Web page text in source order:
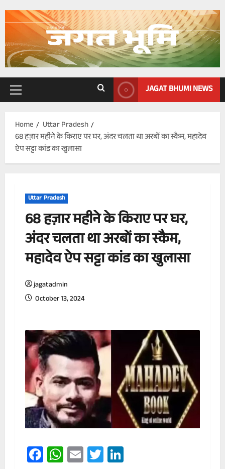
Primary
JAGAT BHUMI NEWS
Home
Uttar Pradesh
68 हज़ार महीने के किराए पर घर, अंदर चलता था अरबों का स्कैम, महादेव
ऐप सट्टा कांड का खुलासा
Uttar Pradesh
68 हज़ार महीने के किराए पर घर,
अंदर चलता था अरबों का स्कैम,
महादेव ऐप सट्टा कांड का खुलासा
jagatadmin
October 13, 2024
Facebook
WhatsApp
EmailTwitter